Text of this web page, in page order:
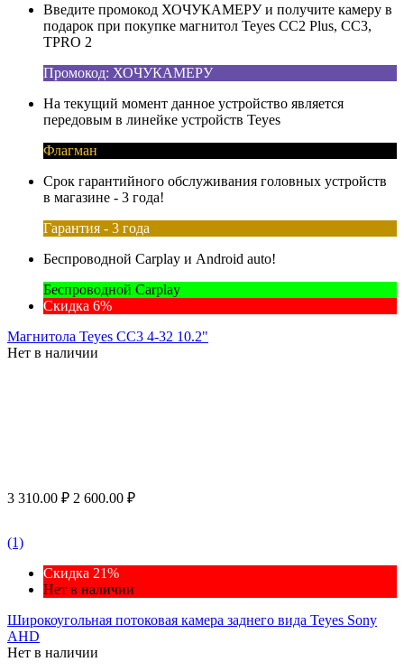
Введите промокод ХОЧУКАМЕРУ и получите камеру в
подарок при покупке магнитол Teyes CC2 Plus, CC3,
TPRO 2
Промокод: ХОЧУКАМЕРУ
На текущий момент данное устройство является
передовым в линейке устройств Teyes
Флагман
Срок гарантийного обслуживания головных устройств
в магазине - 3 года!
Гарантия - 3 года
Беспроводной Carplay и Android auto!
Беспроводной Carplay
Скидка 6%
Магнитола Teyes CC3 4-32 10.2"
Нет в наличии
3 310.00 ₽ 2 600.00 ₽
(1)
Скидка 21%
Нет в наличии
Широкоугольная потоковая камера заднего вида Teyes Sony
AHD
Нет в наличии